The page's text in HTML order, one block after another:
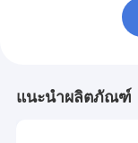
แนะนำผลิตภัณฑ์